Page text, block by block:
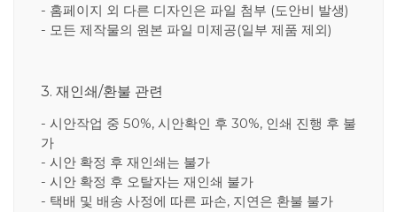
- 홈페이지 외 다른 디자인은 파일 첨부 (도안비 발생)
- 모든 제작물의 원본 파일 미제공(일부 제품 제외)
3. 재인쇄/환불 관련
- 시안작업 중 50%, 시안확인 후 30%, 인쇄 진행 후 불
가
- 시안 확정 후 재인쇄는 불가
- 시안 확정 후 오탈자는 재인쇄 불가
- 택배 및 배송 사정에 따른 파손, 지연은 환불 불가